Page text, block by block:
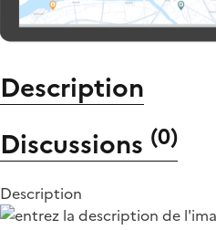
Description
Discussions (0)
Description